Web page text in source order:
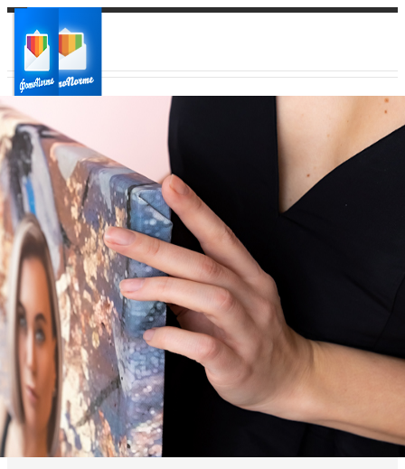
Ваш город:
Ваш регион доставки
Выберите из списка: